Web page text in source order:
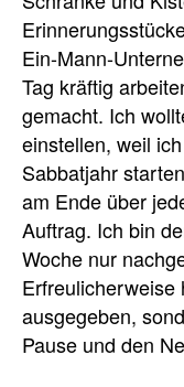
Ein-Mann-
Tag kräftig
gemacht. Ich
einstellen, weil
Sabbatjahr
am Ende über
Auftrag. Ich bin
Woche nur
Erfreulicherweise
ausgegeben,
Pause und den